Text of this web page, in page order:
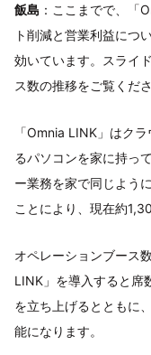
飯島 ：ここまでで、「
ト削減と営業利益につ
効いています。スライ
ス数の推移をご覧くださ
「Omnia LINK」はク
るパソコンを家に持っ
ー業務を家で同じよう
ことにより、現在約
オペレーションブース
LINK」を導入すると席
を立ち上げるとともに
能になります。